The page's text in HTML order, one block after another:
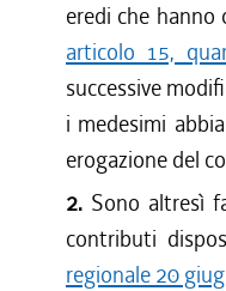
eredi che hanno
articolo 15,
successive
i medesimi
erogazione del
2. Sono altresì
contributi
regionale 20